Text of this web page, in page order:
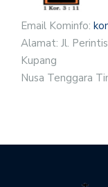
Email Kominfo:
Alamat: Jl.
Kupang
Nusa Tenggara